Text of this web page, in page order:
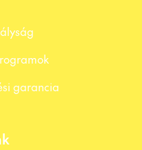
garancia